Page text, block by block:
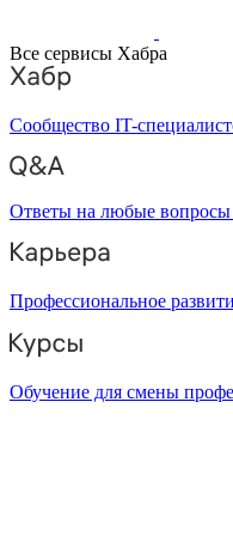
Все сервисы Хабра
Сообщество IT-
Ответы на любые
Профессиональное
Обучение для смены